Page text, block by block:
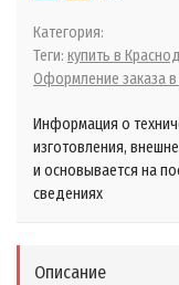
Категория:
Теги: купить в
Оформление заказа в
Информация о
изготовления,
и основывается на
сведениях
Описание